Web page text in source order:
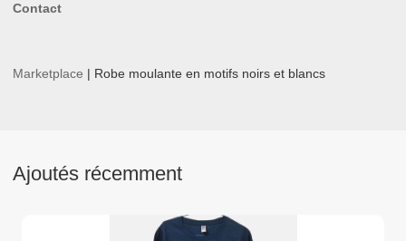
Contact
Marketplace | Robe moulante en motifs noirs et blancs
Ajoutés récemment